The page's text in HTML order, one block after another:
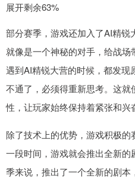
展开剩余63%
部分赛季，游戏还加入了AI精
就像是一个神秘的对手，给战
遇到AI精锐大营的时候，都发
不通了，必须得重新思考。这
性，让玩家始终保持着紧张和兴
除了技术上的优势，游戏积极
一段时间，游戏就会推出全新
季来说，推出了一个全新的剧